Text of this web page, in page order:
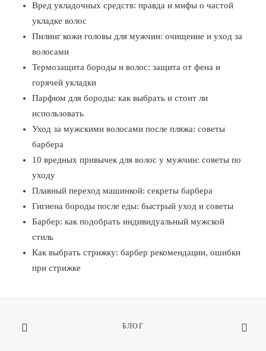
Вред укладочных средств: правда и мифы о частой
укладке волос
Пилинг кожи головы для мужчин: очищение и уход за
волосами
Термозащита бороды и волос: защита от фена и
горячей укладки
Парфюм для бороды: как выбрать и стоит ли
использовать
Уход за мужскими волосами после пляжа: советы
барбера
10 вредных привычек для волос у мужчин: советы по
уходу
Плавный переход машинкой: секреты барбера
Гигиена бороды после еды: быстрый уход и советы
Барбер: как подобрать индивидуальный мужской
стиль
Как выбрать стрижку: барбер рекомендации, ошибки
при стрижке
БЛОГ